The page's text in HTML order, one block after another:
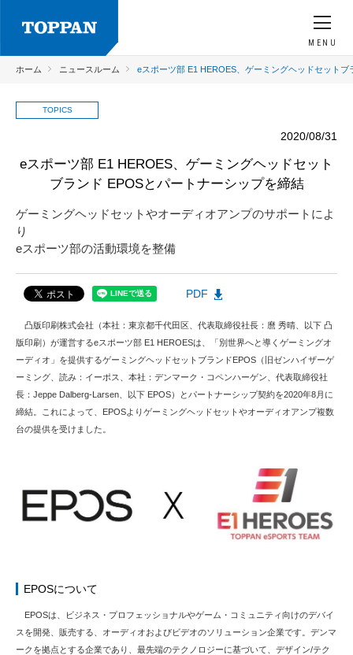
MENU
ホーム ニュースルーム eスポーツ部 E1 HEROES、ゲーミングヘッドセット
TOPICS
2020/08/31
eスポーツ部 E1 HEROES、ゲーミングヘッドセット
ブランド EPOSとパートナーシップを締結
ゲーミングヘッドセットやオーディオアンプのサポートによ
り
eスポーツ部の活動環境を整備
PDF
凸版印刷株式会社（本社：東京都千代田区、代表取締役社長：麿 秀晴、以下 凸
版印刷）が運営するeスポーツ部 E1 HEROESは、「別世界へと導くゲーミングオ
ーディオ」を提供するゲーミングヘッドセットブランドEPOS（旧ゼンハイザーゲ
ーミング、読み：イーポス、本社：デンマーク・コペンハーゲン、代表取締役社
長：Jeppe Dalberg-Larsen、以下 EPOS）とパートナーシップ契約を2020年8月に
締結。これによって、EPOSよりゲーミングヘッドセットやオーディオアンプ複数
台の提供を受けました。
EPOSについて
EPOSは、ビジネス・プロフェッショナルやゲーム・コミュニティ向けのデバイ
スを開発、販売する、オーディオおよびビデオのソリューション企業です。デンマ
ークを拠点とする企業であり、最先端のテクノロジーに基づいて、デザイン/テク